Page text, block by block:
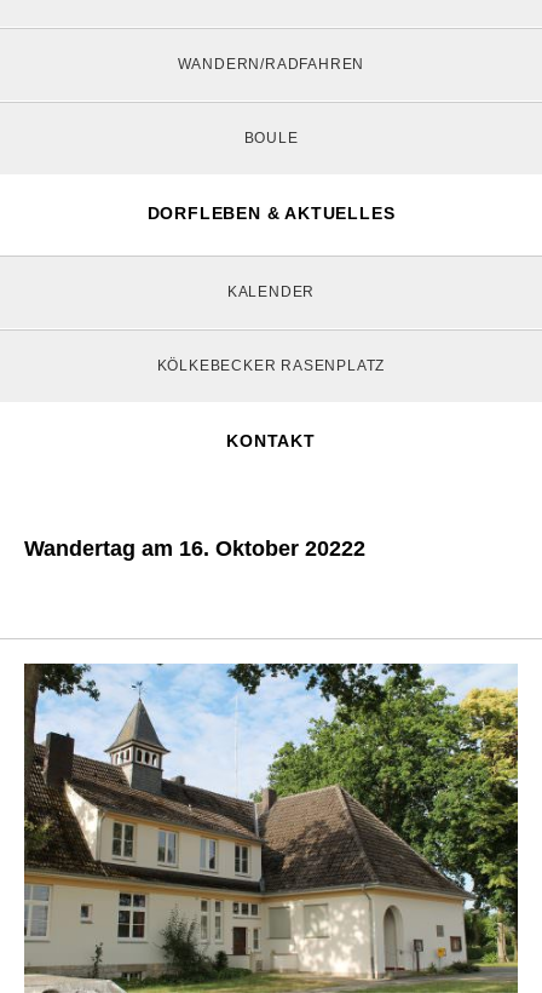
WANDERN/RADFAHREN
BOULE
DORFLEBEN & AKTUELLES
KALENDER
KÖLKEBECKER RASENPLATZ
KONTAKT
Wandertag am 16. Oktober 20222